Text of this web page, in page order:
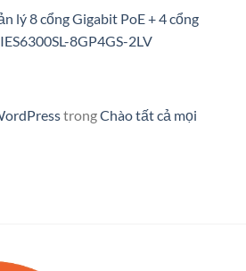
lý 8 cổng Gigabit PoE + 4 cổng
8GP4GS-2LV
trongChào tất cả mọi